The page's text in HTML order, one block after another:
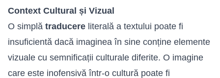
Context Cultural și Vizual
O simplă traducere literală a textului poate fi
insuficientă dacă imaginea în sine conține elemente
vizuale cu semnificații culturale diferite. O imagine
care este inofensivă într-o cultură poate fi